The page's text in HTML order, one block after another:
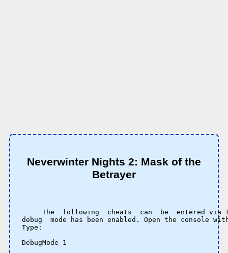
Neverwinter Nights 2: Mask of the
Betrayer
The  following  cheats  can  be  entered via
debug  mode has been enabled. Open the console
Type:
DebugMode 1